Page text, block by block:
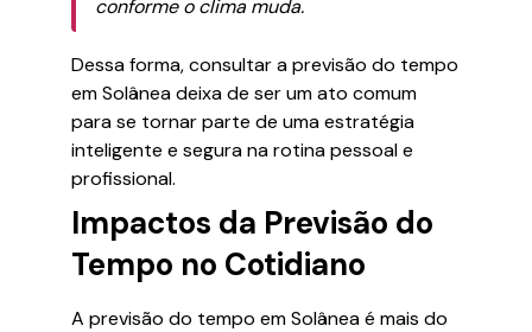
conforme o clima muda.
Dessa forma, consultar a previsão do tempo
em Solânea deixa de ser um ato comum
para se tornar parte de uma estratégia
inteligente e segura na rotina pessoal e
profissional.
Impactos da Previsão do
Tempo no Cotidiano
A previsão do tempo em Solânea é mais do